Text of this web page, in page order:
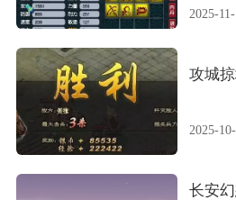
2025-
攻城
2025-
长安